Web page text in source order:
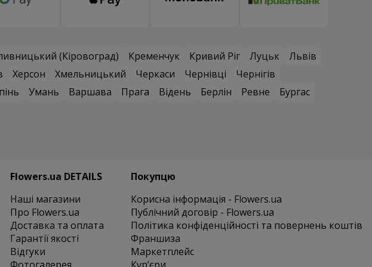
(Кіровоград) Кременчук Кривий Ріг Луцьк
Львів
Херсон Хмельницький Черкаси Чернівці
Чернігів
Умань Варшава Прага Відень Берлін Ревне
Бургас
Flowers.ua DETAILS
Наші магазини
Про Flowers.ua
Доставка та оплата
Гарантії якості
Відгуки
Покупцю
Корисна інформація - Flowers.ua
Публічний договір - Flowers.ua
Політика конфіденційності та повернень коштів
Франшиза
Маркетплейс